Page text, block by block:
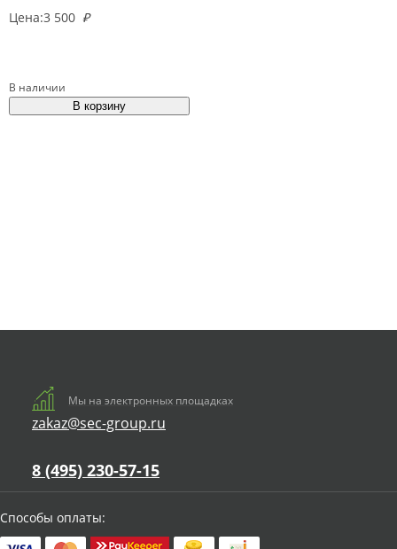
Цена:3 500 ₽
В наличии
Мы на электронных площадках
zakaz@sec-group.ru
8 (495) 230-57-15
Способы оплаты: